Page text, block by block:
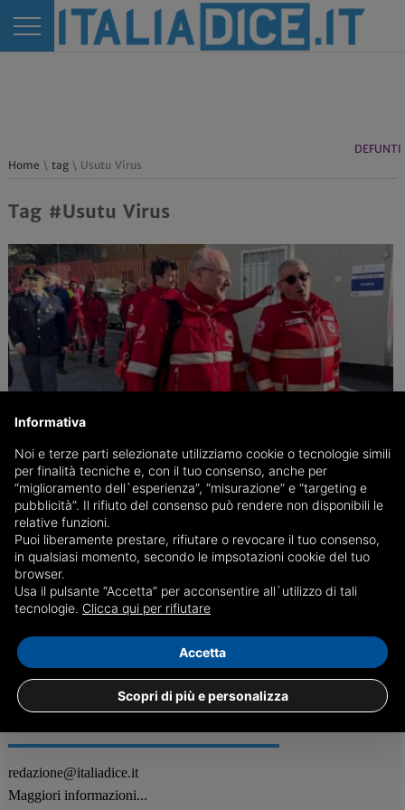
DEFUNTI
Home \ tag\ Usutu Virus
Tag #Usutu Virus
Usutu Virus, nuovi casi in Sardegna
Nuove pericolose zanzare sono state ritrovate in Sardegna, la
situazione
15/11 Attualità
redazione@italiadice.it
Maggiori informazioni...
Informativa
Noi e terze parti selezionate utilizziamo cookie o tecnologie simili
per finalità tecniche e, con il tuo consenso, anche per
“miglioramento dell`esperienza”, “misurazione” e “targeting e
pubblicità”. Il rifiuto del consenso può rendere non disponibili le
relative funzioni.
Puoi liberamente prestare, rifiutare o revocare il tuo consenso,
in qualsiasi momento, secondo le impsotazioni cookie del tuo
browser.
Usa il pulsante “Accetta” per acconsentire all`utilizzo di tali
tecnologie. Clicca qui per rifiutare
Scopri di più e personalizza
Accetta